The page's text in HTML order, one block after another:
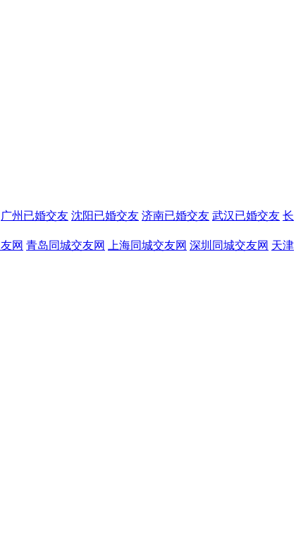
广州已婚交友 沈阳已婚交友 济南已婚交友 武汉已婚交友 长
网 青岛同城交友网 上海同城交友网 深圳同城交友网 天津